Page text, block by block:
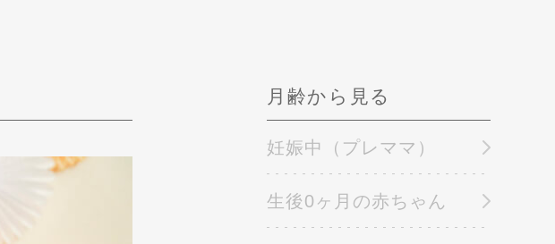
月齢から見る
妊娠中（プレママ）
生後0ヶ月の赤ちゃん